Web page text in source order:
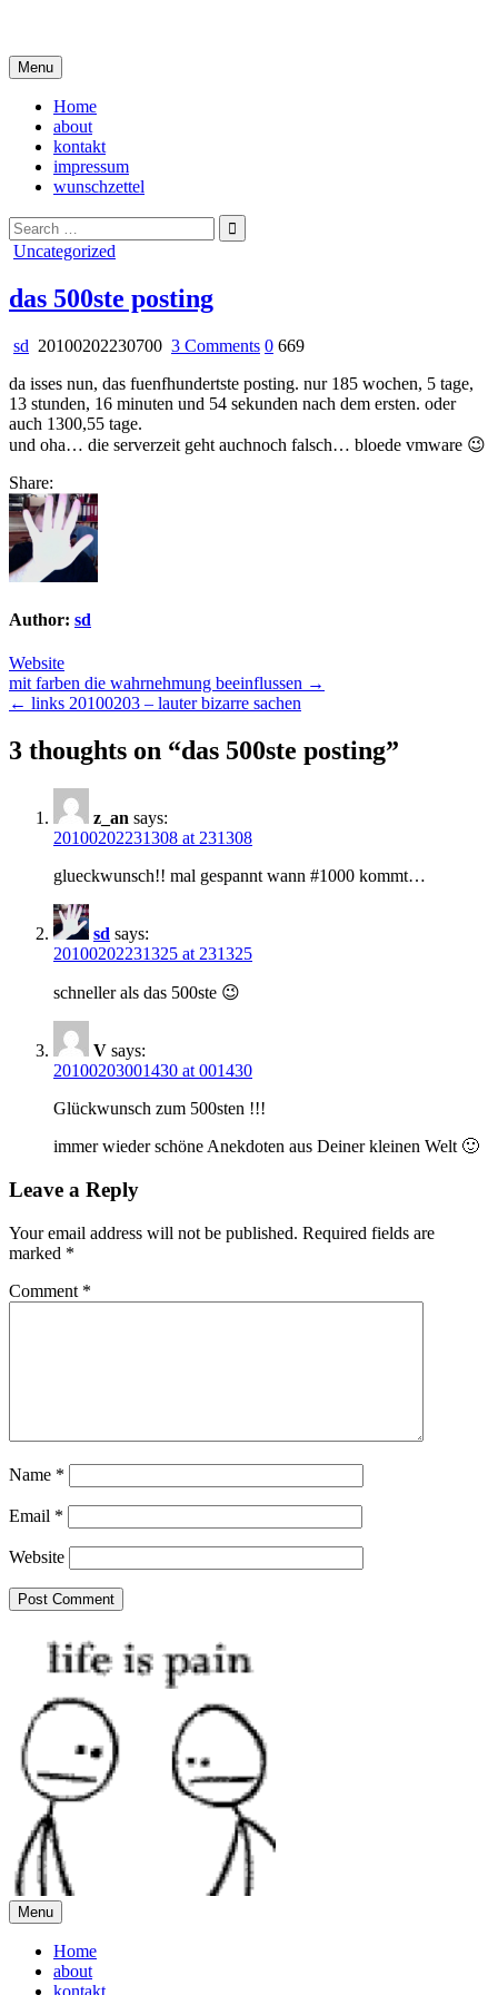
content
Menu
Home
about
kontakt
impressum
wunschzettel
Search
for:
Posted
Uncategorized
das 500ste posting
sd 20100202230700 3 Commentson
500ste
posting
0 669
da isses nun, das fuenfhundertste posting. nur 185 wochen, 5 tage,
13 stunden, 16 minuten und 54 sekunden nach dem ersten. oder
auch 1300,55 tage.
und oha… die serverzeit geht auchnoch falsch… bloede vmware 😉
Share:
Author: sd
Website
Post
navigation
mit farben die wahrnehmung beeinflussen →
← links 20100203 – lauter bizarre sachen
3 thoughts on “das 500ste posting”
z_an says:
20100202231308 at 231308
glueckwunsch!! mal gespannt wann #1000 kommt…
sd says:
20100202231325 at 231325
schneller als das 500ste 😉
V says:
20100203001430 at 001430
Glückwunsch zum 500sten !!!
immer wieder schöne Anekdoten aus Deiner kleinen Welt 🙂
Leave a Reply
Your email address will not be published. Required fields are
marked *
Comment *
Name *
Email *
Website
Menu
Home
about
kontakt